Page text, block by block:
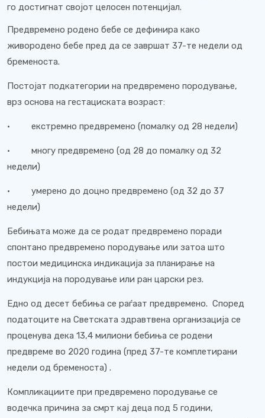
го достигнат својот целосен потенцијал.
Предвремено родено бебе се дефинира како
живородено бебе пред да се завршат 37-те недели од
бременоста.
Постојат подкатегории на предвремено породување,
врз основа на гестациската возраст:
· екстремно предвремено (помалку од 28 недели)
· многу предвремено (од 28 до помалку од 32
недели)
· умерено до доцно предвремено (од 32 до 37
недели)
Бебињата може да се родат предвремено поради
спонтано предвремено породување или затоа што
постои медицинска индикација за планирање на
индукција на породување или ран царски рез.
Едно од десет бебиња се раѓаат предвремено. Според
податоците на Светската здравтвена организација се
проценува дека 13,4 милиони бебиња се родени
предвреме во 2020 година (пред 37-те комплетирани
недели од бременоста) .
Компликациите при предвремено породување се
водечка причина за смрт кај деца под 5 години,